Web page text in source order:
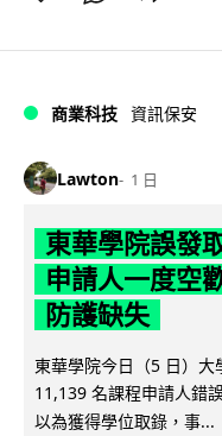
商業科技 資訊保安
Lawton 1 日
東華學院誤發
申請人一度空
防護缺失
東華學院今日（5 日）
11,139 名課程申請人錯
以為獲得學位取錄，事...